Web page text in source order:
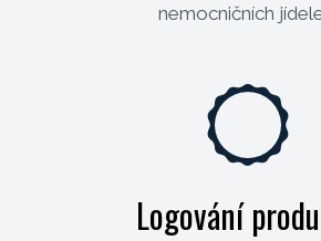
nemocničních
Logování